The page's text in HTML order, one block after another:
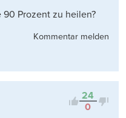
90 Prozent zu heilen?
Kommentar melden
24
0